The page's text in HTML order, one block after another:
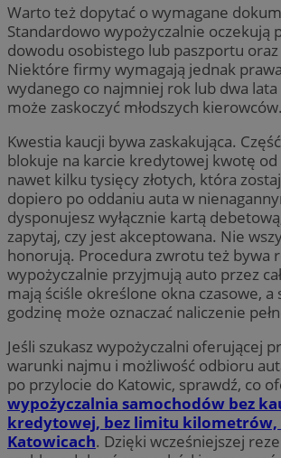
Warto też dopytać o wymagane
Standardowo wypożyczalnie oczekują
dowodu osobistego lub paszportu oraz
Niektóre firmy wymagają jednak
wydanego co najmniej rok lub dwa
może zaskoczyć młodszych kierowców.
Kwestia kaucji bywa zaskakująca.
blokuje na karcie kredytowej kwotę
nawet kilku tysięcy złotych, która
dopiero po oddaniu auta w
dysponujesz wyłącznie kartą
zapytaj, czy jest akceptowana. Nie
honorują. Procedura zwrotu też bywa
wypożyczalnie przyjmują auto przez
mają ściśle określone okna czasowe, a
godzinę może oznaczać naliczenie
Jeśli szukasz wypożyczalni oferującej
warunki najmu i możliwość odbioru
po przylocie do Katowic, sprawdź, co
wypożyczalnia samochodów bez
kredytowej, bez limitu kilometrów,
Katowicach. Dzięki wcześniejszej